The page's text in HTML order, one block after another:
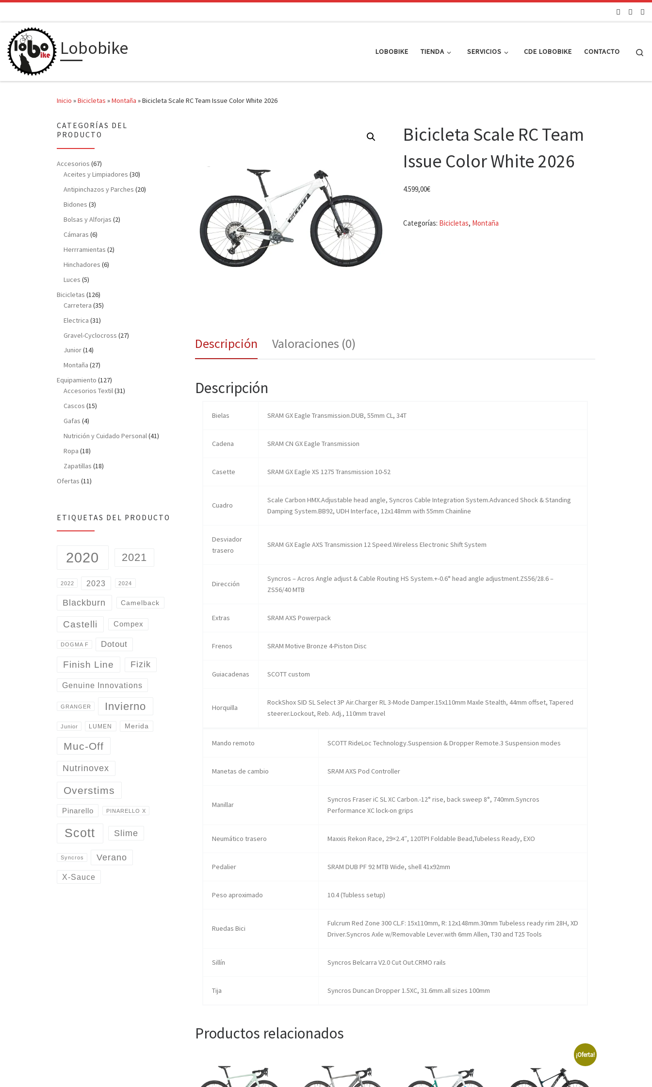
Lobobike LOBOBIKE TIENDA SERVICIOS CDE LOBOBIKE CONTACTO
Inicio »Bicicletas »Montaña »Bicicleta Scale RC Team Issue Color White 2026
Bicicleta Scale RC Team
Issue Color White 2026
4.599,00€
Categorías: Bicicletas, Montaña
Descripción Valoraciones (0)
Descripción
Bielas SRAM GX Eagle Transmission.DUB, 55mm CL, 34T
Cadena SRAM CN GX Eagle Transmission
Casette SRAM GX Eagle XS 1275 Transmission 10-52
Cuadro
Scale Carbon HMX.Adjustable head angle, Syncros Cable Integration System.Advanced Shock & Standing
Damping System.BB92, UDH Interface, 12x148mm with 55mm Chainline
Desviador
trasero
SRAM GX Eagle AXS Transmission 12 Speed.Wireless Electronic Shift System
Dirección
Syncros – Acros Angle adjust & Cable Routing HS System.+-0.6° head angle adjustment.ZS56/28.6 –
ZS56/40 MTB
Extras SRAM AXS Powerpack
Frenos SRAM Motive Bronze 4-Piston Disc
Guiacadenas SCOTT custom
Horquilla
RockShox SID SL Select 3P Air.Charger RL 3-Mode Damper.15x110mm Maxle Stealth, 44mm offset, Tapered
steerer.Lockout, Reb. Adj., 110mm travel
Mando remoto SCOTT RideLoc Technology.Suspension & Dropper Remote.3 Suspension modes
Manetas de cambio SRAM AXS Pod Controller
Manillar
Syncros Fraser iC SL XC Carbon.-12° rise, back sweep 8°, 740mm.Syncros
Performance XC lock-on grips
Neumático trasero Maxxis Rekon Race, 29×2.4″, 120TPI Foldable Bead,Tubeless Ready, EXO
Pedalier SRAM DUB PF 92 MTB Wide, shell 41x92mm
Peso aproximado 10.4 (Tubless setup)
Ruedas Bici
Fulcrum Red Zone 300 CL.F: 15x110mm, R: 12x148mm.30mm Tubeless ready rim 28H, XD
Driver.Syncros Axle w/Removable Lever.with 6mm Allen, T30 and T25 Tools
Sillín Syncros Belcarra V2.0 Cut Out.CRMO rails
Tija Syncros Duncan Dropper 1.5XC, 31.6mm.all sizes 100mm
Productos relacionados
¡Oferta!
CATEGORÍAS DEL
PRODUCTO
Accesorios (67)
Aceites y Limpiadores (30)
Antipinchazos y Parches (20)
Bidones (3)
Bolsas y Alforjas (2)
Cámaras (6)
Herrramientas (2)
Hinchadores (6)
Luces (5)
Bicicletas (126)
Carretera (35)
Electrica (31)
Gravel-Cyclocross (27)
Junior(14)
Montaña (27)
Equipamiento (127)
Accesorios Textil(31)
Cascos (15)
Gafas (4)
Nutrición y Cuidado Personal(41)
Ropa (18)
Zapatillas (18)
Ofertas (11)
ETIQUETAS DEL PRODUCTO
2020 2021
2022 2023 2024
Blackburn Camelback
Castelli Compex
DOGMA F Dotout
Finish Line Fizik
Genuine Innovations
GRANGER Invierno
Junior LUMEN Merida
Muc-Off
Nutrinovex
Overstims
Pinarello PINARELLO X
Scott Slime
Syncros Verano
X-Sauce